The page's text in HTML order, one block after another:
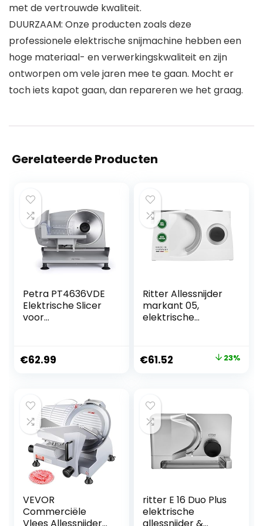
met de vertrouwde kwaliteit.
DUURZAAM: Onze producten zoals deze
professionele elektrische snijmachine hebben een
hoge materiaal- en verwerkingskwaliteit en zijn
ontworpen om vele jaren mee te gaan. Mocht er
toch iets kapot gaan, dan repareren we het graag.
Gerelateerde Producten
Petra PT4636VDE
Elektrische Slicer
voor
Keukensnijmachin
e, vlees, kaas,
mm,
roestvrijstalen
gladde en getande
bladen van 170
mm,
antislipvoetjes
€62.99
Ritter Allessnijder
markant 05,
elektrische
in Germany, wit
Oorspronkelijke
€79.99.
€61.52 23%
VEVOR
Commerciële
ritter E 16 Duo Plus
elektrische